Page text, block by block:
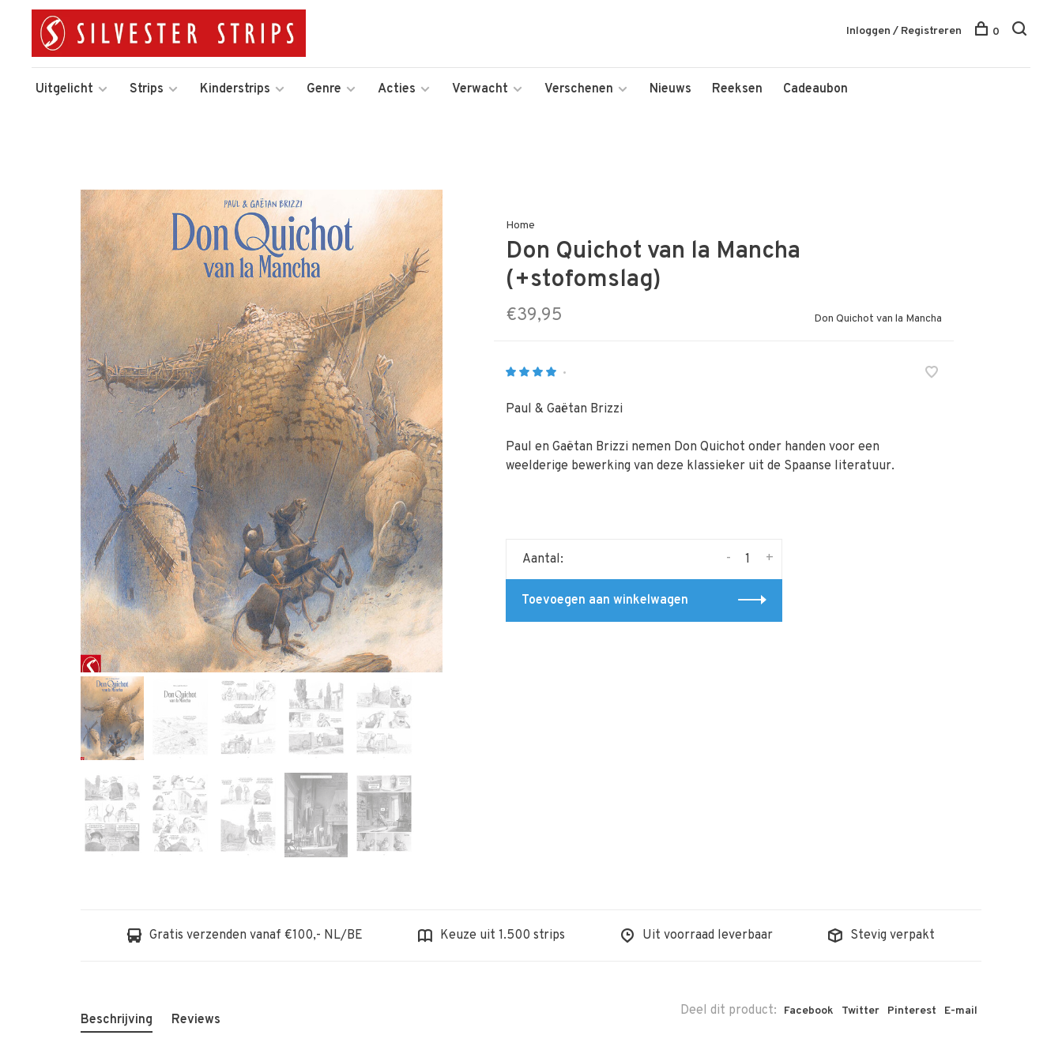
Uitgelicht Strips Kinderstrips Genre Acties Verwacht Verschenen Nieuws Reeksen Cadeaubon
Inloggen / Registreren 0
Home
Don Quichot van la Mancha
(+stofomslag)
€39,95 Don Quichot van la Mancha
•
Paul & Gaëtan Brizzi
Paul en Gaëtan Brizzi nemen Don Quichot onder handen voor een
weelderige bewerking van deze klassieker uit de Spaanse literatuur.
Aantal: +
-
Toevoegen aan winkelwagen
Gratis verzenden vanaf €100,- NL/BE Keuze uit 1.500 strips Uit voorraad leverbaar Stevig verpakt
Deel dit product: Facebook Twitter Pinterest E-mail
Beschrijving Reviews